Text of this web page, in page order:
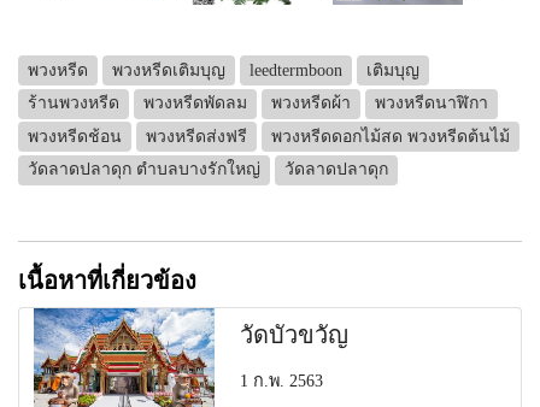
พวงหรีด พวงหรีดเติมบุญ leedtermboon
เติมบุญ
ร้านพวงหรีด
พวงหรีดพัดลม พวงหรีดผ้า
พวงหรีดนาฬิกา
พวงหรีดช้อน
พวงหรีดส่งฟรี
พวงหรีดดอกไม้สด พวงหรีดต้นไม้
วัดลาดปลาดุก ตำบลบางรักใหญ่
วัดลาดปลาดุก
เนื้อหาที่เกี่ยวข้อง
วัดบัวขวัญ
1 ก.พ. 2563